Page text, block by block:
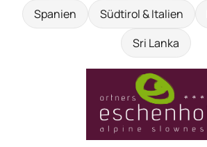
Spanien
Südtirol & Italien
Sri Lanka